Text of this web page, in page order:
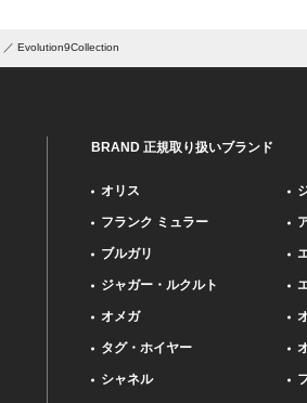
Evolution9Collection
BRAND 正規取り扱いブランド
オリス
フランク ミュラー
ブルガリ
ジャガー・ルクルト
オメガ
タグ・ホイヤー
シャネル